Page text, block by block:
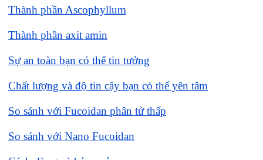
Thành phần Ascophyllum
Thành phần axit amin
Sự an toàn bạn có thể tin tưởng
Chất lượng và độ tin cậy bạn có thể yên tâm
So sánh với Fucoidan phân tử thấp
So sánh với Nano Fucoidan